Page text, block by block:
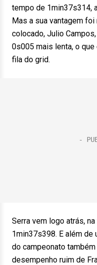
tempo de 1min37s314,
Mas a sua vantagem
colocado, Julio
0s005 mais lenta, o
fila do grid.
Serra vem logo atrás,
1min37s398. E além de
do campeonato
desempenho ruim de